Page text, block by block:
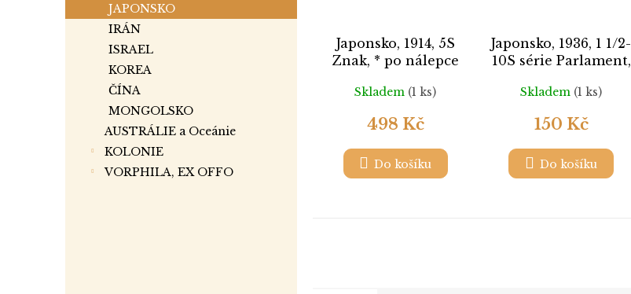
JAPONSKO
IRÁN
ISRAEL
KOREA
ČÍNA
MONGOLSKO
AUSTRÁLIE a Oceánie
KOLONIE
VORPHILA, EX OFFO
Japonsko, 1914, 5S
Znak, * po nálepce
Skladem (1 ks)
498 Kč
Do košíku
Japonsko, 1936, 1 1/2-
10S série Parlament,
razítkované
Skladem (1 ks)
150 Kč
Do košíku